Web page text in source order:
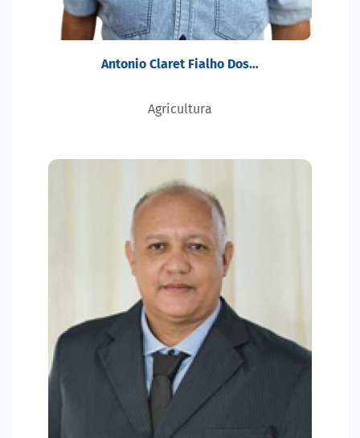
Antonio Claret Fialho Dos…
Agricultura